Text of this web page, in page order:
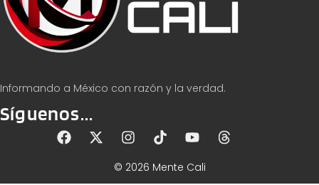
Informando a México con razón y la verdad.
Síguenos...
© 2026 Mente Cali